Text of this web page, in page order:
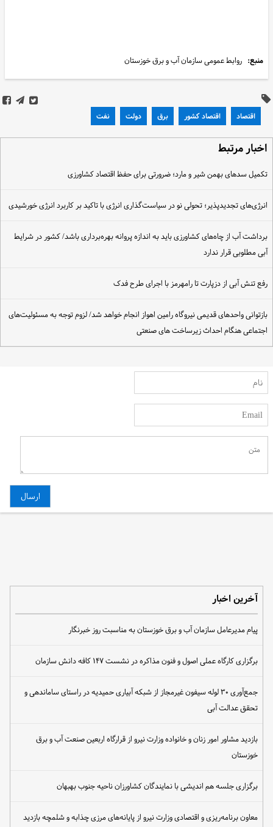
منبع: روابط عمومی سازمان آب و برق خوزستان
اقتصاد اقتصاد کشور برق دولت نفت
اخبار مرتبط
تکمیل سدهای بهمن شیر و مارد؛ ضرورتی برای حفظ اقتصاد کشاورزی
انرژی‌های تجدیدپذیر؛ تحولی نو در سیاست‌گذاری انرژی با تاکید بر کاربرد انرژی خورشیدی
برداشت آب از چاه‌های کشاورزی باید به اندازه پروانه بهره‌برداری باشد/ کشور در شرایط
آبی مطلوبی قرار ندارد
رفع تنش آبی از دزپارت تا رامهرمز با اجرای طرح فدک
بازتوانی واحدهای قدیمی نیروگاه رامین اهواز انجام خواهد شد/ لزوم توجه به مسئولیت‌های
اجتماعی هنگام احداث زیرساخت های صنعتی
آخرین اخبار
پیام مدیرعامل سازمان آب و برق خوزستان به مناسبت روز خبرنگار
برگزاری کارگاه عملی اصول و فنون مذاکره در نشست ۱۴۷ کافه دانش سازمان
جمع‌آوری ۳۰ لوله سیفون غیرمجاز از شبکه آبیاری حمیدیه در راستای ساماندهی و
تحقق عدالت آبی
بازدید مشاور امور زنان و خانواده وزارت نیرو از قرارگاه اربعین صنعت آب و برق
خوزستان
برگزاری جلسه هم اندیشی با نمایندگان کشاورزان ناحیه جنوب بهبهان
معاون برنامه‌ریزی و اقتصادی وزارت نیرو از پایانه‌های مرزی چذابه و شلمچه بازدید